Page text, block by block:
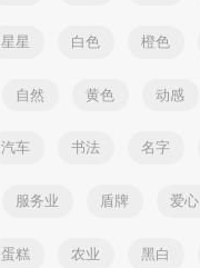
星星 白色 橙色
自然 黄色 动感
汽车 书法 名字
服务业 盾牌 爱心
蛋糕 农业 黑白